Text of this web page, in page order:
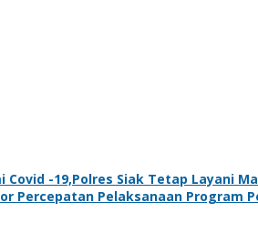
Covid -19,Polres Siak Tetap Layani
Percepatan Pelaksanaan Program